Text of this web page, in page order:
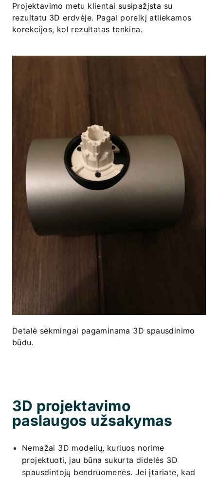
Projektavimo metu klientai susipažįsta su
rezultatu 3D erdvėje. Pagal poreikį atliekamos
korekcijos, kol rezultatas tenkina.
Detalė sėkmingai pagaminama 3D spausdinimo
būdu.
3D projektavimo
paslaugos užsakymas
Nemažai 3D modelių, kuriuos norime
projektuoti, jau būna sukurta didelės 3D
spausdintojų bendruomenės. Jei įtariate, kad